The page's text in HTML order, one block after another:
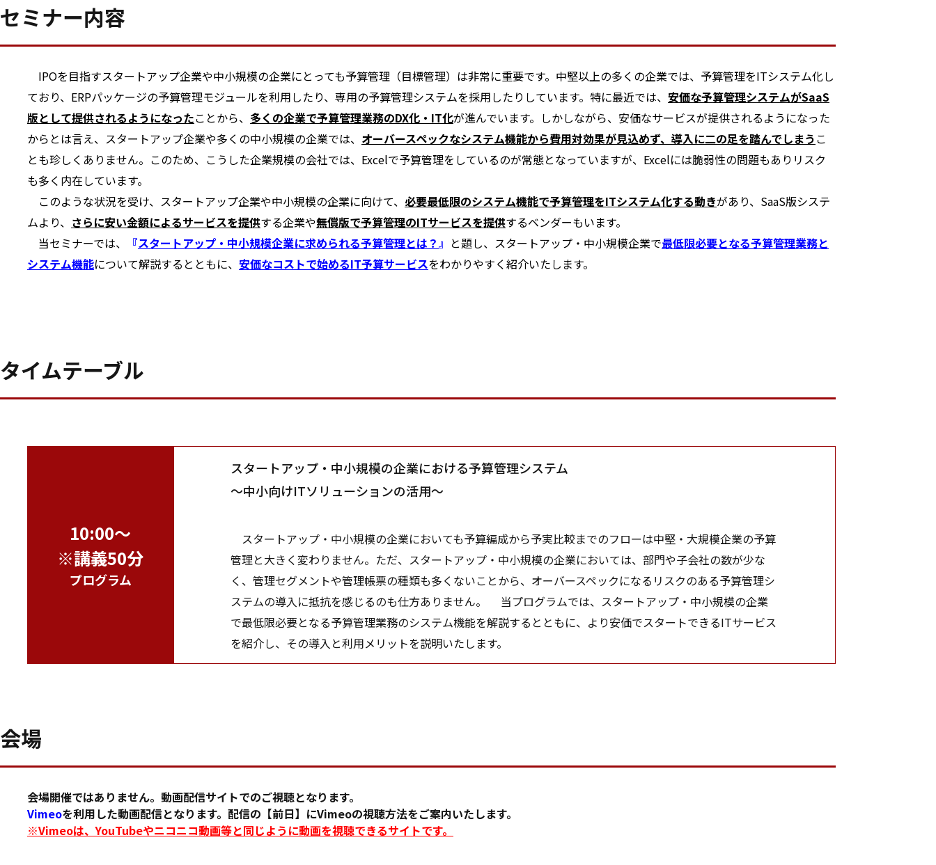
セミナー内容
IPOを目指すスタートアップ企業や中小規模の企業にとっても予算管理（目標管理）は非常に重要です。中堅以上の多くの企業では、予算管理をITシステム化し
ており、ERPパッケージの予算管理モジュールを利用したり、専用の予算管理システムを採用したりしています。特に最近では、 安価な予算管理システムがSaaS
版として提供されるようになったことから、 多くの企業で予算管理業務のDX化・IT化が進んでいます。しかしながら、安価なサービスが提供されるようになった
からとは言え、スタートアップ企業や多くの中小規模の企業では、 オーバースペックなシステム機能から費用対効果が見込めず、導入に二の足を踏んでしまうこ
とも珍しくありません。このため、こうした企業規模の会社では、Excelで予算管理をしているのが常態となっていますが、Excelには脆弱性の問題もありリスク
も多く内在しています。
このような状況を受け、スタートアップ企業や中小規模の企業に向けて、 必要最低限のシステム機能で予算管理をITシステム化する動きがあり、SaaS版システ
ムより、 さらに安い金額によるサービスを提供する企業や無償版で予算管理のITサービスを提供するベンダーもいます。
当セミナーでは、
『スタートアップ・中小規模企業に求められる予算管理とは？』 と題し、スタートアップ・中小規模企業で最低限必要となる予算管理業務と
システム機能について解説するとともに、 安価なコストで始めるIT予算サービスをわかりやすく紹介いたします。
タイムテーブル
10:00～
※講義50分
プログラム
スタートアップ・中小規模の企業における予算管理システム
～中小向けITソリューションの活用～
スタートアップ・中小規模の企業においても予算編成から予実比較までのフローは中堅・大規模企業の予算
管理と大きく変わりません。ただ、スタートアップ・中小規模の企業においては、部門や子会社の数が少な
く、管理セグメントや管理帳票の種類も多くないことから、オーバースペックになるリスクのある予算管理シ
ステムの導入に抵抗を感じるのも仕方ありません。 当プログラムでは、スタートアップ・中小規模の企業
で最低限必要となる予算管理業務のシステム機能を解説するとともに、より安価でスタートできるITサービス
を紹介し、その導入と利用メリットを説明いたします。
会場
会場開催ではありません。動画配信サイトでのご視聴となります。
Vimeoを利用した動画配信となります。配信の【前日】にVimeoの視聴方法をご案内いたします。
※Vimeoは、YouTubeやニコニコ動画等と同じように動画を視聴できるサイトです。